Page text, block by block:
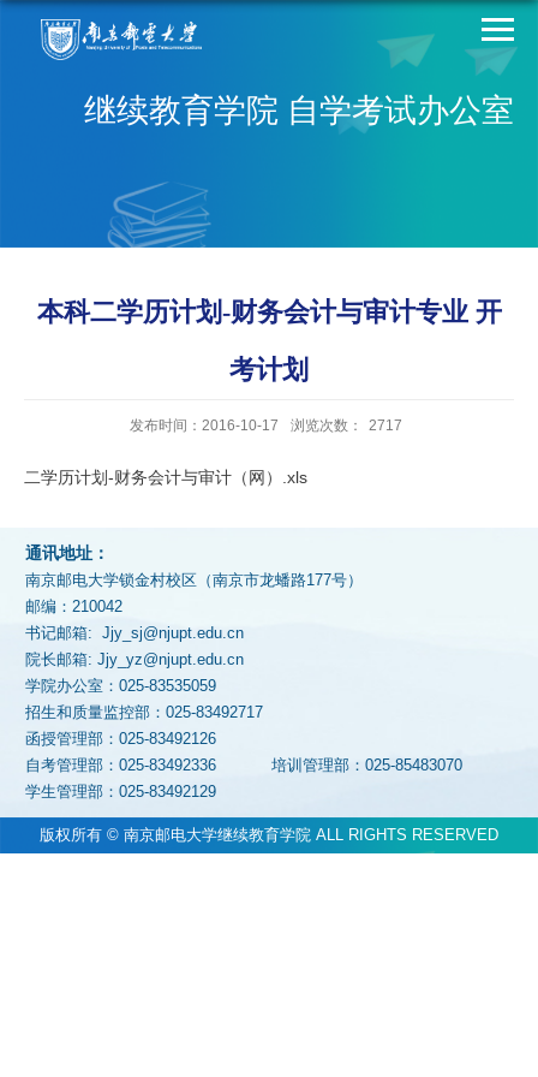
继续教育学院 自学考试办公室
本科二学历计划-财务会计与审计专业 开
考计划
发布时间：2016-10-17 浏览次数： 2717
二学历计划-财务会计与审计（网）.xls
通讯地址：
南京邮电大学锁金村校区（南京市龙蟠路177号）
邮编：210042
书记邮箱: Jjy_sj@njupt.edu.cn
院长邮箱: Jjy_yz@njupt.edu.cn
学院办公室：025-83535059
招生和质量监控部：025-83492717
函授管理部：025-83492126
自考管理部：025-83492336
培训管理部：025-85483070
学生管理部：025-83492129
版权所有 © 南京邮电大学继续教育学院 ALL RIGHTS RESERVED